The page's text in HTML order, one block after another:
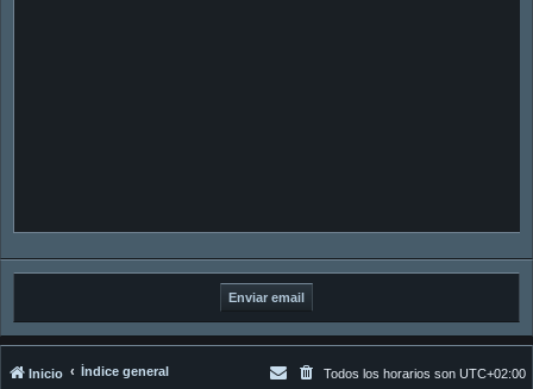
Inicio Índice general Todos los horarios son UTC+02:00